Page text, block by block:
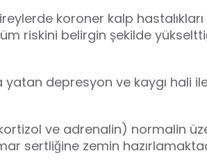
koroner kalp
riskini belirgin şekilde
depresyon ve kaygı hali
ve adrenalin) normalin
sertliğine zemin